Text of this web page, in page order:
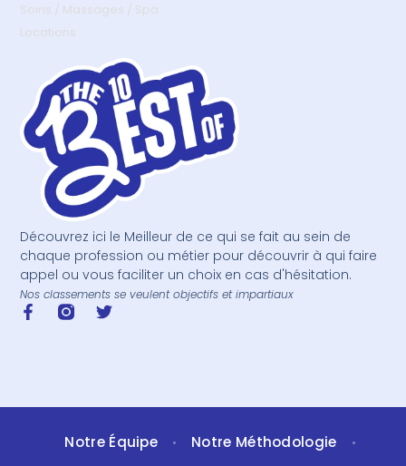
Découvrez ici le Meilleur de ce qui se fait au sein de
chaque profession ou métier pour découvrir à qui faire
appel ou vous faciliter un choix en cas d'hésitation.
Nos classements se veulent objectifs et impartiaux
Soins / Massages / Spa
Locations
Notre Équipe • Notre Méthodologie •